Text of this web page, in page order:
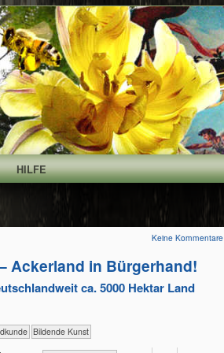
HILFE
Acker­land in Bür­ger­hand!
ca. 5000 Hektar Land
Bildende Kunst
Keine Kommentare